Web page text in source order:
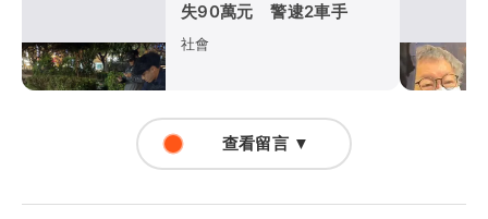
失90萬元 警逮2車手
社會
查看留言 ▼